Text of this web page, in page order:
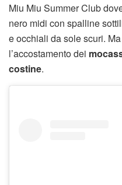
Miu Miu Summer Club
nero midi con spalline
e occhiali da sole scuri.
l’accostamento dei
costine.